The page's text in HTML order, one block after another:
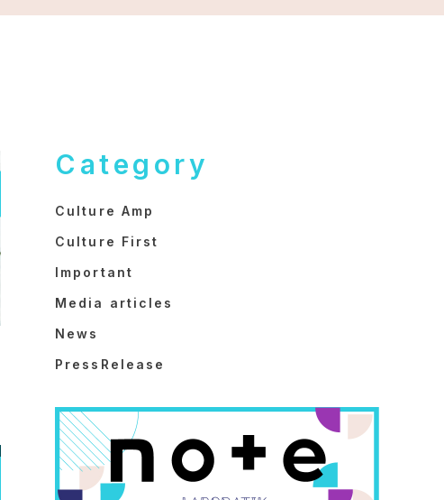
Category
Culture Amp
Culture First
Important
Media articles
News
PressRelease